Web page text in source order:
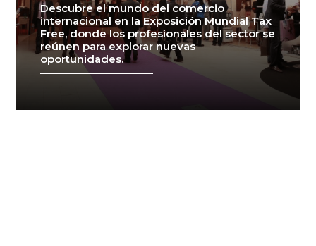
Descubre el mundo del comercio
internacional en la Exposición Mundial Tax
Free, donde los profesionales del sector se
reúnen para explorar nuevas
oportunidades.